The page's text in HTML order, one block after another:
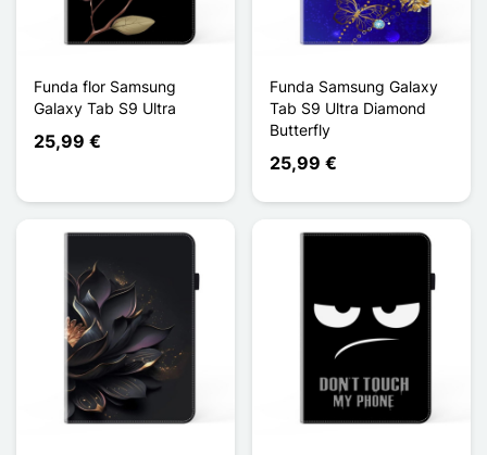
Funda flor Samsung
Galaxy Tab S9 Ultra
25,99 €
Funda Samsung Galaxy
Tab S9 Ultra Diamond
Butterfly
25,99 €